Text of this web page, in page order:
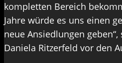
kompletten Bereich
Jahre würde es uns einen
neue Ansiedlungen
Daniela Ritzerfeld vor den